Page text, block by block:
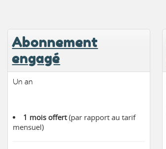
Abonnement
engagé
Un an
1 mois offert(par rapport au tarif
mensuel)